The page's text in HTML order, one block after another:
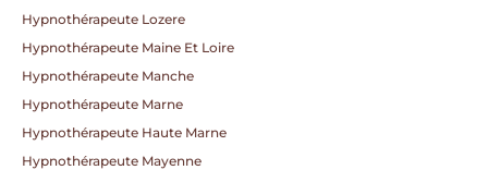
Hypnothérapeute Lozere
Hypnothérapeute Maine Et Loire
Hypnothérapeute Manche
Hypnothérapeute Marne
Hypnothérapeute Haute Marne
Hypnothérapeute Mayenne